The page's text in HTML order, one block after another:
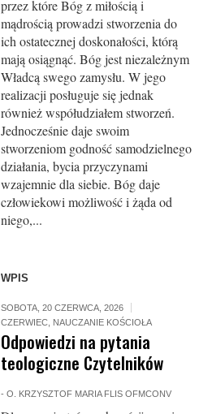
przez które Bóg z miłością i
mądrością prowadzi stworzenia do
ich ostatecznej doskonałości, którą
mają osiągnąć. Bóg jest niezależnym
Władcą swego zamysłu. W jego
realizacji posługuje się jednak
również współudziałem stworzeń.
Jednocześnie daje swoim
stworzeniom godność samodzielnego
działania, bycia przyczynami
wzajemnie dla siebie. Bóg daje
człowiekowi możliwość i żąda od
niego,...
WPIS
SOBOTA, 20 CZERWCA, 2026
CZERWIEC NAUCZANIE KOŚCIOŁA
Odpowiedzi na pytania
teologiczne Czytelników
-O. KRZYSZTOF MARIA FLIS OFMCONV